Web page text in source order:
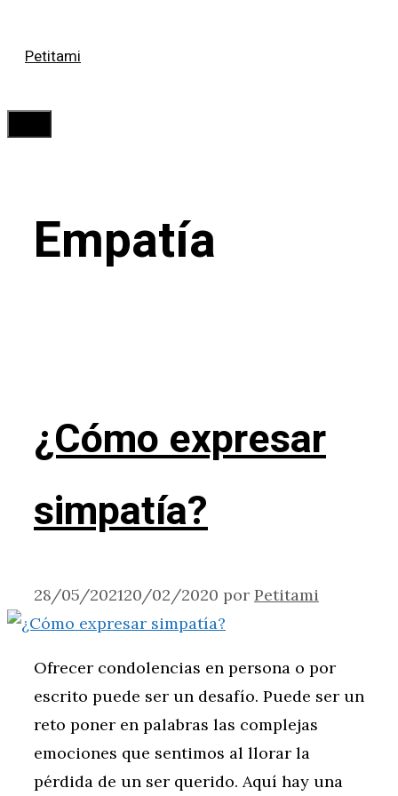
Petitami
Empatía
¿Cómo expresar
simpatía?
28/05/202120/02/2020 por Petitami
Ofrecer condolencias en persona o por
escrito puede ser un desafío. Puede ser un
reto poner en palabras las complejas
emociones que sentimos al llorar la
pérdida de un ser querido. Aquí hay una